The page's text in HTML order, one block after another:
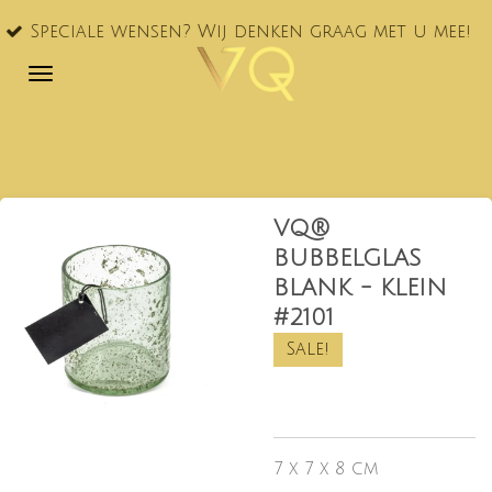
Ga
naar
wensen? Wij denken graag met u mee!
VQ®
BUBBELGLAS
BLANK - KLEIN
#2101
Sale!
7 x 7 x 8 cm